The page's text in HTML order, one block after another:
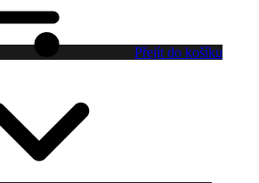
Přejít do košíku